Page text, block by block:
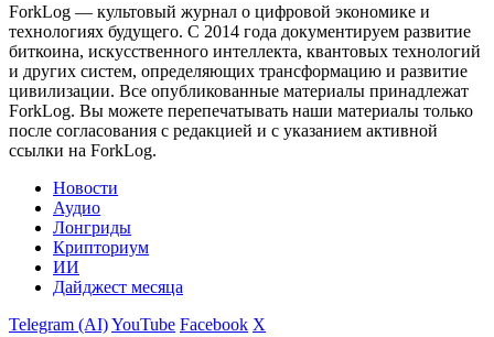
ForkLog — культовый журнал о цифровой экономике и
технологиях будущего. С 2014 года документируем развитие
биткоина, искусственного интеллекта, квантовых технологий
и других систем, определяющих трансформацию и развитие
цивилизации. Все опубликованные материалы принадлежат
ForkLog. Вы можете перепечатывать наши материалы только
после согласования с редакцией и с указанием активной
ссылки на ForkLog.
Новости
Аудио
Лонгриды
Крипториум
ИИ
Дайджест месяца
Telegram (AI)YouTube Facebook X